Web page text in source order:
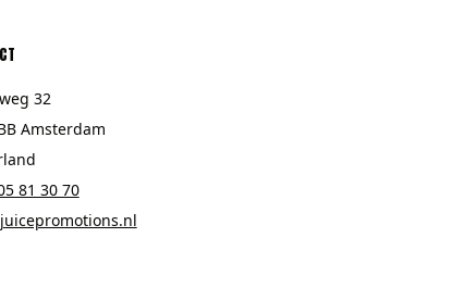
32
Amsterdam
81 30 70